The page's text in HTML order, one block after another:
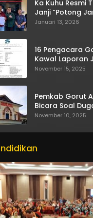
Ka Kuhu Resmi
Janji “Potong
Bumerang
Januari 13, 2026
16 Pengacara
Kawal Laporan
One
November 15, 2025
Pemkab Gorut
Bicara Soal
Asusila Oknum
November 10, 2025